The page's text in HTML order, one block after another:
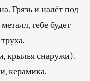
Грязь и налёт под
тебе будет
крылья снаружи).
керамика.